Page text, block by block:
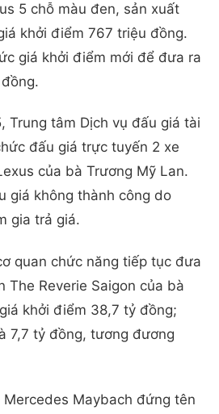
5 chỗ màu đen, sản xuất
khởi điểm 767 triệu đồng.
giá khởi điểm mới để đưa ra
Trung tâm Dịch vụ đấu giá tài
đấu giá trực tuyến 2 xe
của bà Trương Mỹ Lan.
giá không thành công do
gia trả giá.
quan chức năng tiếp tục đưa
The Reverie Saigon của bà
khởi điểm 38,7 tỷ đồng;
7,7 tỷ đồng, tương đương
Maybach đứng tên